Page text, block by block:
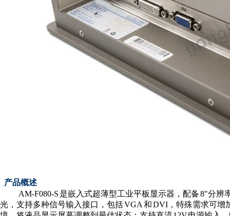
产品概述
AM-F080-S 是嵌入式超薄型工业平板显示器，配备8"分辨
光，支持多种信号输入接口，包括VGA 和DVI，特殊需求可增